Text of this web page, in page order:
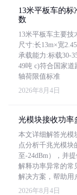
13米平板车的
数
13米平板车主要技
尺寸:长13m×宽
承载能力:标载30-
49吨 c)符合国家道
轴荷限值标准
2026年8月4日
光模块接收功率
本文详细解答光模
点分析千兆光模块
至-24dBm），并
解释功率异常的常
解决方案，帮助用
2026年8月4日